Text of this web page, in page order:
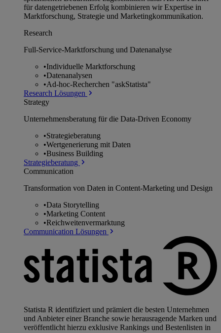
für datengetriebenen Erfolg kombinieren wir Expertise in
Marktforschung, Strategie und Marketingkommunikation.
Research
Full-Service-Marktforschung und Datenanalyse
•Individuelle Marktforschung
•Datenanalysen
•Ad-hoc-Recherchen "askStatista"
Research Lösungen
Strategy
Unternehmens­beratung für die Data-Driven Economy
•Strategieberatung
•Wertgenerierung mit Daten
•Business Building
Strategieberatung
Communication
Transformation von Daten in Content-Marketing und Design
•Data Storytelling
•Marketing Content
•Reichweitenvermarktung
Communication Lösungen
Statista R identifiziert und prämiert die besten Unternehmen
und Anbieter einer Branche sowie herausragende Marken und
veröffentlicht hierzu exklusive Rankings und Bestenlisten in